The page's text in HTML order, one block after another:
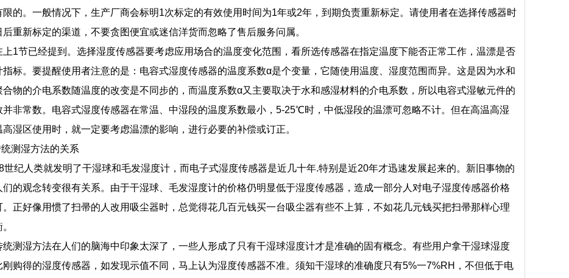
限的。一般情况下，生产厂商会标明1次标定的有效使用时间为1年或2年，到期负责重新标定。请使用者在选择传感器时
后重新标定的渠道，不要贪图便宜或迷信洋货而忽略了售后服务问属。
1节已经提到。选择湿度传感器要考虑应用场合的温度变化范围，看所选传感器在指定温度下能否正常工作，温漂是否
指标。要提醒使用者注意的是：电容式湿度传感器的温度系数α是个变量，它随使用温度、湿度范围而异。这是因为水和
合物的介电系数随温度的改变是不同步的，而温度系数α又主要取决于水和感湿材料的介电系数，所以电容式湿敏元件的
并非常数。电容式湿度传感器在常温、中湿段的温度系数最小，5-25℃时，中低湿段的温漂可忽略不计。但在高温高湿
高湿区使用时，就一定要考虑温漂的影响，进行必要的补偿或订正。
测湿方法的关系
纪人类就发明了干湿球和毛发湿度计，而电子式湿度传感器是近几十年.特别是近20年才迅速发展起来的。新旧事物的
们的观念转变很有关系。由于干湿球、毛发湿度计的价格仍明显低于湿度传感器，造成一部分人对电子湿度传感器价格
。正好像用惯了扫帚的人改用吸尘器时，总觉得花几百元钱买一台吸尘器有些不上算，不如花几元钱买把扫帚那样心理
测湿方法在人们的脑海中印象太深了，一些人形成了只有干湿球湿度计才是准确的固有概念。有些用户拿干湿球湿度
刚购得的湿度传感器，如发现示值不同，马上认为湿度传感器不准。须知干湿球的准确度只有5%一7%RH，不但低于电